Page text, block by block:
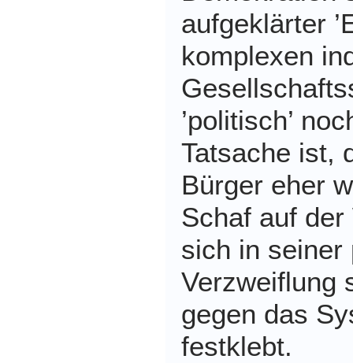
aufgeklärter
komplexen
’politisch’
Tatsache ist,
Bürger eher
Schaf auf
sich in seiner
Verzweiflung
gegen das
festklebt.